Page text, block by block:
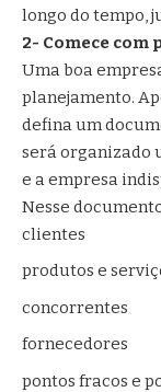
longo do tempo,
2- Comece com
Uma boa
planejamento.
defina um
será organizado
e a empresa
Nesse
clientes
produtos e
concorrentes
fornecedores
pontos fracos e